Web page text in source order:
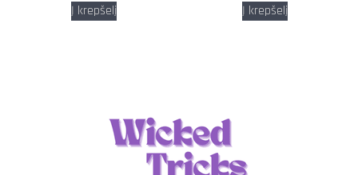
Į krepšelį Į krepšelį